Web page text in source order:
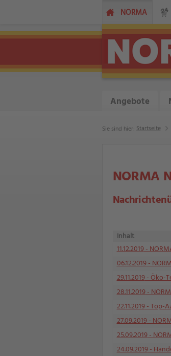
NORMA
Angebote
Sie sind hier: Startseite
NORMA
Inhalt
11.12.2019-
06.12.2019-
29.11.2019- Öko-
28.11.2019-
22.11.2019- Top-
27.09.2019-
25.09.2019-
24.09.2019-